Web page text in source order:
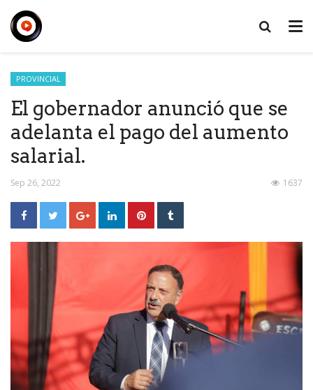
PROVINCIAL
El gobernador anunció que se
adelanta el pago del aumento
salarial.
Sep 26, 2022 1637